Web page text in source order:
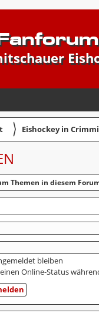
〉 Eishockey in
Themen in diesem
bleiben
Online-Status